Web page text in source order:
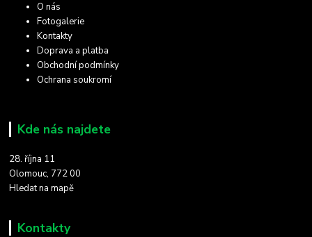
O nás
Fotogalerie
Kontakty
Doprava a platba
Obchodní podmínky
Ochrana soukromí
Kde nás najdete
28. října 11
Olomouc, 772 00
Hledat na mapě
Kontakty